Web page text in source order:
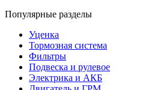
Популярные разделы
Уценка
Тормозная система
Фильтры
Подвеска и рулевое
Электрика и АКБ